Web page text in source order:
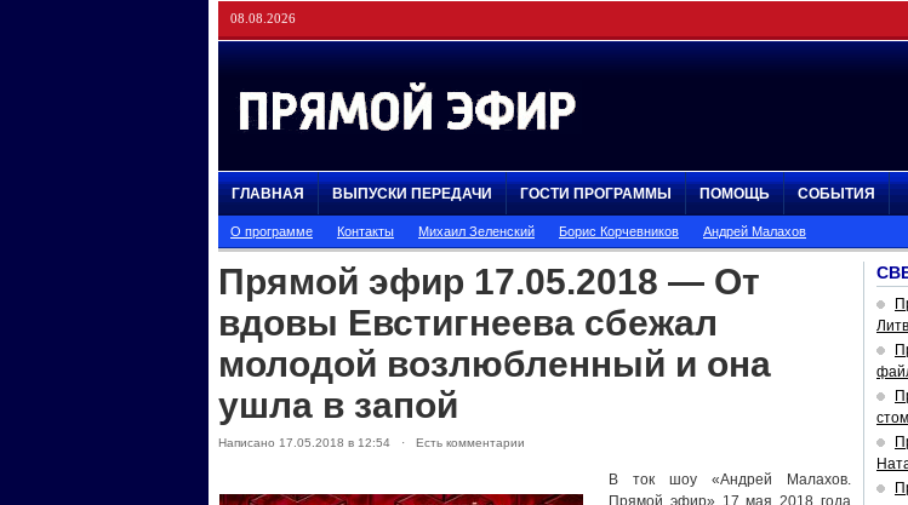
08.08.2026
ГЛАВНАЯ ВЫПУСКИ ПЕРЕДАЧИ ГОСТИ ПРОГРАММЫ ПОМОЩЬ СОБЫТИЯ
О программе Контакты Михаил Зеленский Борис Корчевников Андрей Малахов
Прямой эфир 17.05.2018 — От
вдовы Евстигнеева сбежал
молодой возлюбленный и она
ушла в запой
Написано 17.05.2018 в 12:54 · Есть комментарии
В ток шоу «Андрей Малахов.
Прямой эфир» 17 мая 2018 года